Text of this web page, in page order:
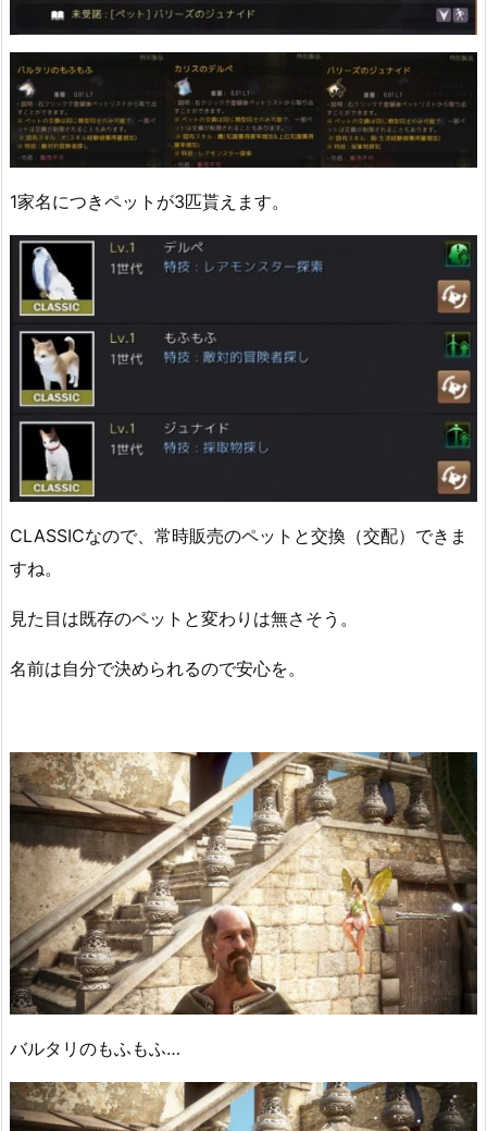
1家名につきペットが3匹貰えます。
CLASSICなので、常時販売のペットと交換（交配）できま
すね。
見た目は既存のペットと変わりは無さそう。
名前は自分で決められるので安心を。
バルタリのもふもふ…